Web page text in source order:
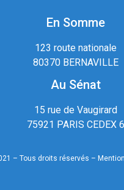
En Somme
123 route nationale
80370 BERNAVILLE
Au Sénat
15 rue de Vaugirard
75921 PARIS CEDEX 6
– Tous droits réservés –